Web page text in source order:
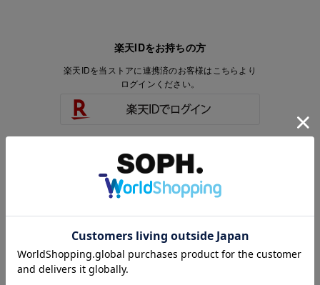
楽天IDをお持ちの方
楽天IDを当ストアに連携済のお客様はこちらより
ログインください。
楽天IDをお持ちで、当ストアのアカウントを
お持ちでないお客様はこちらより
会員登録いただけます。